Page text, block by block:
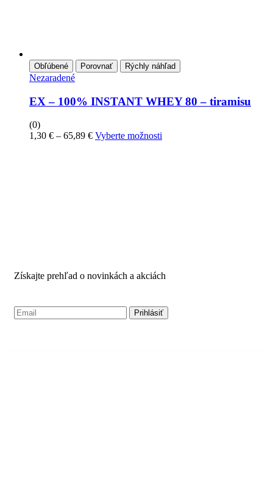
Obľúbené Porovnať Rýchly náhľad
Nezaradené
EX – 100% INSTANT WHEY 80 – tiramisu
(0)
1,30 € – 65,89 €Price
Vyberte možnosti
Získajte prehľad o novinkách a akciách